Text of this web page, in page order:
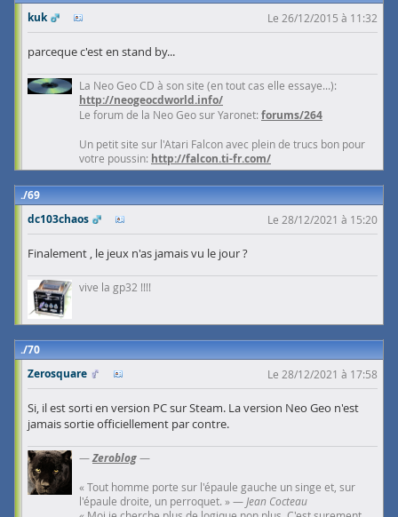
kuk
Le 26/12/2015 à 11:32
parceque c'est en stand by...
La Neo Geo CD à son site (en tout cas elle essaye...):
http://neogeocdworld.info/
Le forum de la Neo Geo sur Yaronet: forums/264
Un petit site sur l'Atari Falcon avec plein de trucs bon pour
votre poussin: http://falcon.ti-fr.com/
69
dc103chaos
Le 28/12/2021 à 15:20
Finalement , le jeux n'as jamais vu le jour ?
vive la gp32 !!!!
70
Zerosquare
Le 28/12/2021 à 17:58
Si, il est sorti en version PC sur Steam. La version Neo Geo n'est
jamais sortie officiellement par contre.
—Zeroblog—
« Tout homme porte sur l'épaule gauche un singe et, sur
l'épaule droite, un perroquet. » —Jean Cocteau